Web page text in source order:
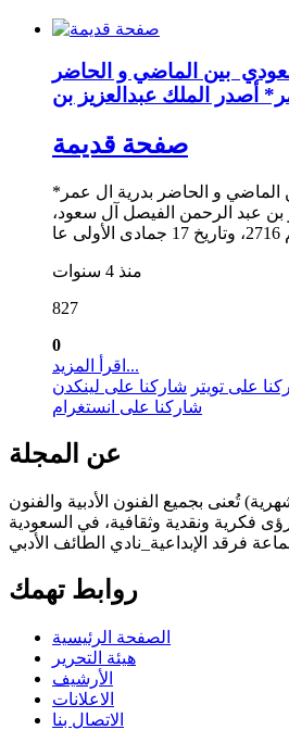
بين الماضي و الحاضر
صفحة قديمة
الماضي و الحاضر بدرية ال عمر*
بن عبد الرحمن الفيصل آل سعود،
منذ 4 سنوات
827
0
اقرأ المزيد...
على تويتر شاركنا على لينكدن
شاركنا على انستغرام
عن المجلة
تُعنى بجميع الفنون الأدبية والفنون
فكرية ونقدية وثقافية، في السعودية
روابط تهمك
الصفحة الرئيسية
هيئة التحرير
الأرشيف
الاعلانات
الاتصال بنا